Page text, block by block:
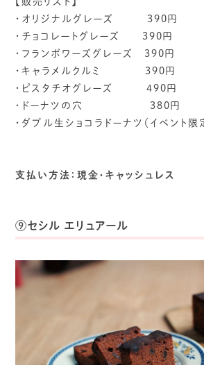
・オリジナルグレーズ 390円
・チョコレートグレーズ 390円
・フランボワーズグレーズ 390円
・キャラメルクルミ 390円
・ピスタチオグレーズ 490円
・ドーナツの穴 380円
・ダブル生ショコラドーナツ（イベント
支払い方法：現金・キャッシュレス
⑨セシル エリュアール